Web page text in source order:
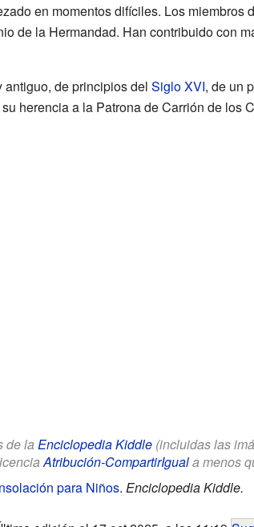
en momentos difíciles. Los miembros
de la Hermandad. Han contribuido con
antiguo, de principios del Siglo XVI, de un
herencia a la Patrona de Carrión de los
de la Enciclopedia Kiddle(incluidas las
Atribución-CompartirIguala menos
para Niños. Enciclopedia Kiddle.